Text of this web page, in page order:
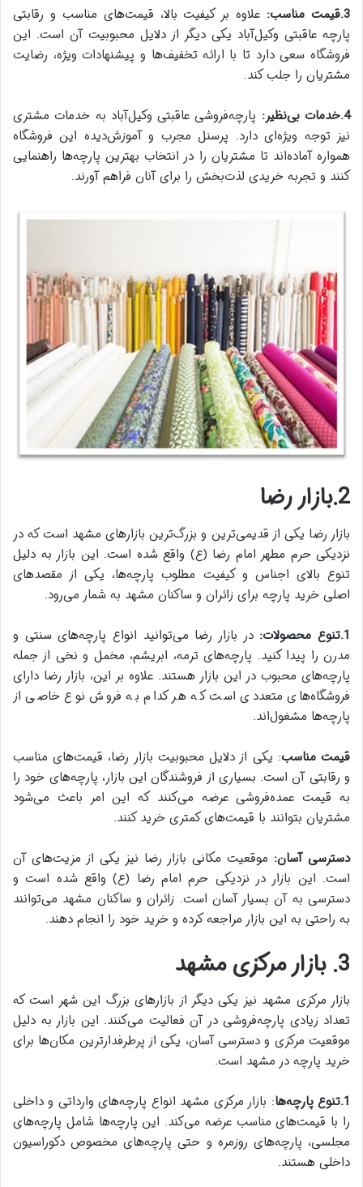
3.قیمت مناسب:
علاوه بر کیفیت بالا، قیمت‌های مناسب و رقابتی
پارچه عاقبتی وکیل‌آباد یکی دیگر از دلایل محبوبیت آن است. این
فروشگاه سعی دارد تا با ارائه تخفیف‌ها و پیشنهادات ویژه، رضایت
مشتریان را جلب کند.
4.خدمات بی‌نظیر:
پارچه‌فروشی عاقبتی وکیل‌آباد به خدمات مشتری
نیز توجه ویژه‌ای دارد. پرسنل مجرب و آموزش‌دیده این فروشگاه
همواره آماده‌اند تا مشتریان را در انتخاب بهترین پارچه‌ها راهنمایی
کنند و تجربه خریدی لذت‌بخش را برای آنان فراهم آورند.
2.بازار رضا
بازار رضا یکی از قدیمی‌ترین و بزرگ‌ترین بازارهای مشهد است که در
نزدیکی حرم مطهر امام رضا (ع) واقع شده است. این بازار به دلیل
تنوع بالای اجناس و کیفیت مطلوب پارچه‌ها، یکی از مقصدهای
اصلی خرید پارچه برای زائران و ساکنان مشهد به شمار می‌رود.
1.تنوع محصولات:
در بازار رضا می‌توانید انواع پارچه‌های سنتی و
مدرن را پیدا کنید. پارچه‌های ترمه، ابریشم، مخمل و نخی از جمله
پارچه‌های محبوب در این بازار هستند. علاوه بر این، بازار رضا دارای
فروشگاه‌های متعددی است که هر کدام به فروش نوع خاصی از
پارچه‌ها مشغول‌اند.
قیمت مناسب: یکی از دلایل محبوبیت بازار رضا، قیمت‌های مناسب
و رقابتی آن است. بسیاری از فروشندگان این بازار، پارچه‌های خود را
به قیمت عمده‌فروشی عرضه می‌کنند که این امر باعث می‌شود
مشتریان بتوانند با قیمت‌های کمتری خرید کنند.
دسترسی آسان: موقعیت مکانی بازار رضا نیز یکی از مزیت‌های آن
است. این بازار در نزدیکی حرم امام رضا (ع) واقع شده است و
دسترسی به آن بسیار آسان است. زائران و ساکنان مشهد می‌توانند
به راحتی به این بازار مراجعه کرده و خرید خود را انجام دهند.
3. بازار مرکزی مشهد
بازار مرکزی مشهد نیز یکی دیگر از بازارهای بزرگ این شهر است که
تعداد زیادی پارچه‌فروشی در آن فعالیت می‌کنند. این بازار به دلیل
موقعیت مرکزی و دسترسی آسان، یکی از پرطرفدارترین مکان‌ها برای
خرید پارچه در مشهد است.
1.تنوع پارچه‌ها
: بازار مرکزی مشهد انواع پارچه‌های وارداتی و داخلی
را با قیمت‌های مناسب عرضه می‌کند. این پارچه‌ها شامل پارچه‌های
مجلسی، پارچه‌های روزمره و حتی پارچه‌های مخصوص دکوراسیون
داخلی هستند.